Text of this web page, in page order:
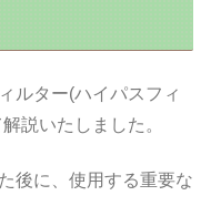
ルター(ハイパスフィ
説いたしました。
後に、使用する重要な